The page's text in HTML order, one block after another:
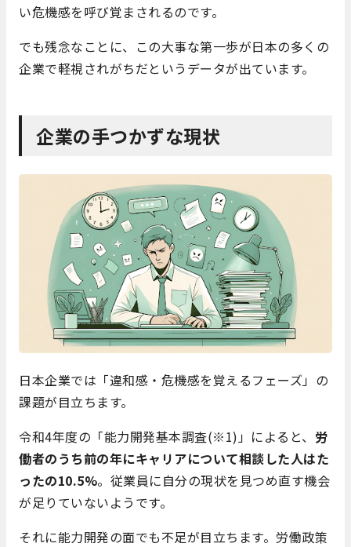
い危機感を呼び覚まされるのです。
でも残念なことに、この大事な第一歩が日本の多くの
企業で軽視されがちだというデータが出ています。
企業の手つかずな現状
日本企業では「違和感・危機感を覚えるフェーズ」の
課題が目立ちます。
令和4年度の「能力開発基本調査(※1)」によると、 労
働者のうち前の年にキャリアについて相談した人はた
ったの10.5%。従業員に自分の現状を見つめ直す機会
が足りていないようです。
それに能力開発の面でも不足が目立ちます。労働政策